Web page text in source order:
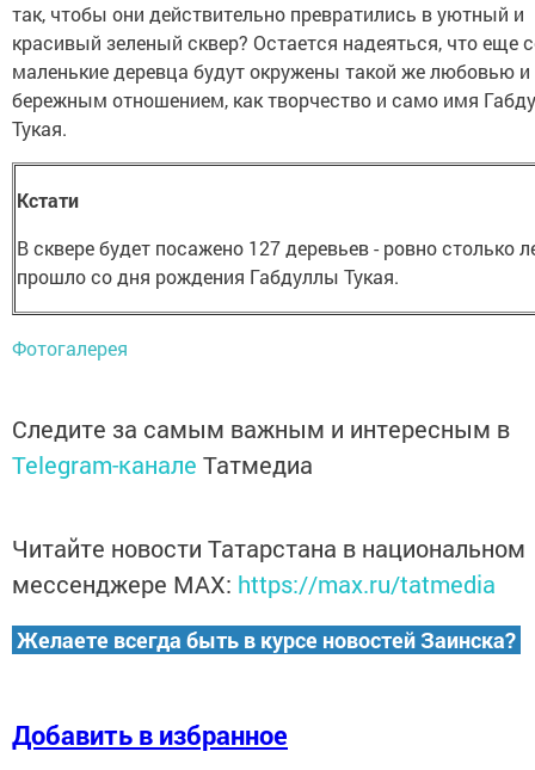
так, чтобы они действительно превратились в уютный и
красивый зеленый сквер? Остается надеяться, что еще
маленькие деревца будут окружены такой же любовью и
бережным отношением, как творчество и само имя
Тукая.
Кстати
В сквере будет посажено 127 деревьев - ровно столько
прошло со дня рождения Габдуллы Тукая.
Фотогалерея
Следите за самым важным и интересным в
Telegram-канале Татмедиа
Читайте новости Татарстана в национальном
мессенджере MАХ: https://max.ru/tatmedia
Желаете всегда быть в курсе новостей Заинска?
Добавить в избранное